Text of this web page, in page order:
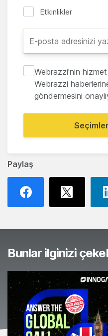
Paylaş
Etkinlikler
Webrazzi'nin
Webrazzi
göndermesini
Bunlar ilginizi